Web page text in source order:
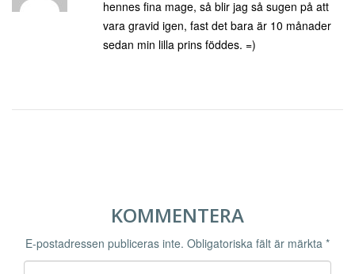
hennes fina mage, så blir jag så sugen på att
vara gravid igen, fast det bara är 10 månader
sedan min lilla prins föddes. =)
KOMMENTERA
E-postadressen publiceras inte. Obligatoriska fält är märkta *